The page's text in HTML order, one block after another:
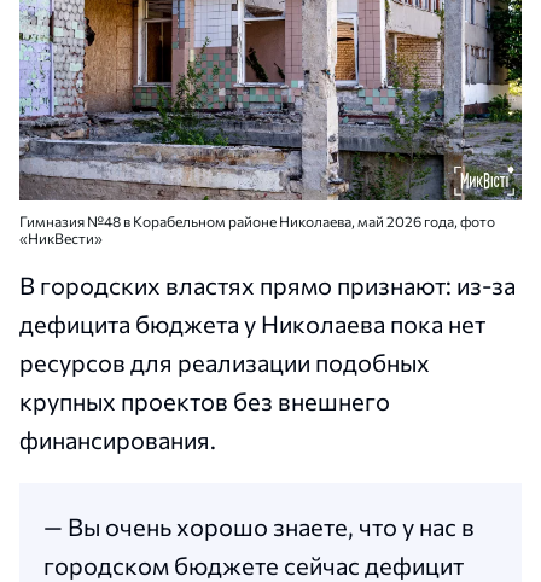
Гимназия №48 в Корабельном районе Николаева, май 2026 года, фото
«НикВести»
В городских властях прямо признают: из-за
дефицита бюджета у Николаева пока нет
ресурсов для реализации подобных
крупных проектов без внешнего
финансирования.
— Вы очень хорошо знаете, что у нас в
городском бюджете сейчас дефицит